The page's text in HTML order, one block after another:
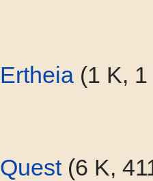
Ertheia‎ (1 K, 1
Quest‎ (6 K,